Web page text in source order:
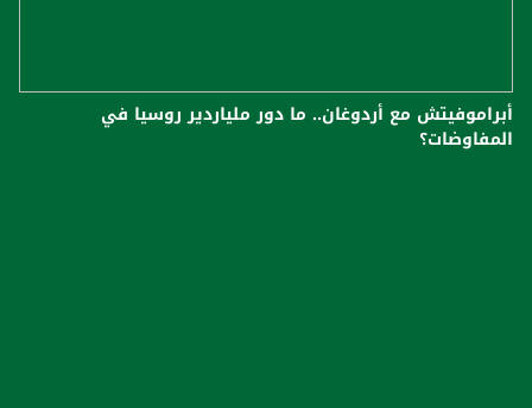
أبراموفيتش مع أردوغان.. ما دور ملياردير روسيا في
المفاوضات؟